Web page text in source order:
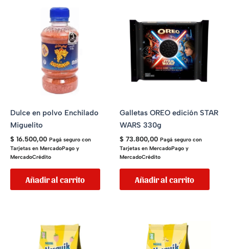
Dulce en polvo Enchilado
Miguelito
$ 16.500,00 Pagá seguro con
Tarjetas en MercadoPago y
MercadoCrédito
Añadir al carrito
Galletas OREO edición STAR
WARS 330g
$ 73.800,00 Pagá seguro con
Tarjetas en MercadoPago y
MercadoCrédito
Añadir al carrito